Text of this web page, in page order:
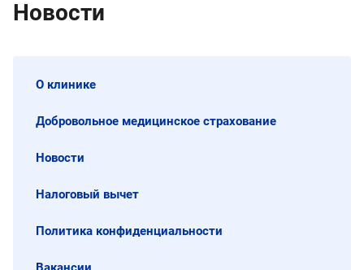
Новости
О клинике
Добровольное медицинское страхование
Новости
Налоговый вычет
Политика конфиденциальности